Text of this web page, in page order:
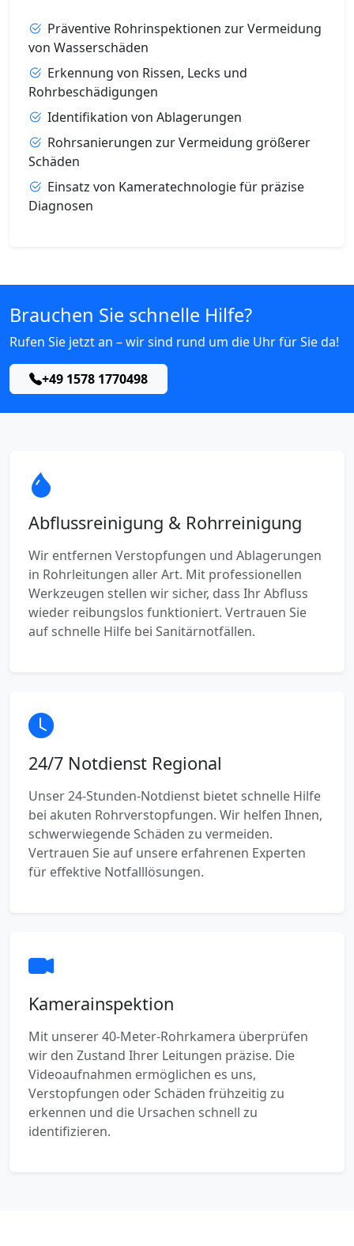
Präventive Rohrinspektionen zur Vermeidung
von Wasserschäden
Erkennung von Rissen, Lecks und
Rohrbeschädigungen
Identifikation von Ablagerungen
Rohrsanierungen zur Vermeidung größerer
Schäden
Einsatz von Kameratechnologie für präzise
Diagnosen
Brauchen Sie schnelle Hilfe?
Rufen Sie jetzt an – wir sind rund um die Uhr für Sie da!
+49 1578 1770498
Abflussreinigung & Rohrreinigung
Wir entfernen Verstopfungen und Ablagerungen
in Rohrleitungen aller Art. Mit professionellen
Werkzeugen stellen wir sicher, dass Ihr Abfluss
wieder reibungslos funktioniert. Vertrauen Sie
auf schnelle Hilfe bei Sanitärnotfällen.
24/7 Notdienst Regional
Unser 24-Stunden-Notdienst bietet schnelle Hilfe
bei akuten Rohrverstopfungen. Wir helfen Ihnen,
schwerwiegende Schäden zu vermeiden.
Vertrauen Sie auf unsere erfahrenen Experten
für effektive Notfalllösungen.
Kamerainspektion
Mit unserer 40-Meter-Rohrkamera überprüfen
wir den Zustand Ihrer Leitungen präzise. Die
Videoaufnahmen ermöglichen es uns,
Verstopfungen oder Schäden frühzeitig zu
erkennen und die Ursachen schnell zu
identifizieren.